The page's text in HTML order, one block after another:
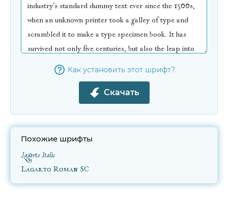
Как установить этот шрифт?
Скачать
Похожие шрифты
Lagarto Italic
Lagarto Roman SC